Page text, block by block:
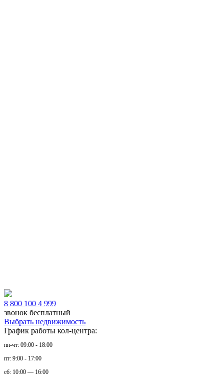
8 800 100 4 999
звонок бесплатный
Выбрать недвижимость
График работы кол-центра:
пн-чт: 09:00 - 18:00
пт: 9:00 - 17:00
сб: 10:00 — 16:00